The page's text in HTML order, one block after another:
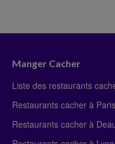
Manger Cacher
Liste des restaurants
Restaurants cacher à Paris
Restaurants cacher à